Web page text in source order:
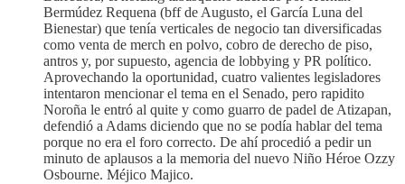
Bermúdez Requena (bff de Augusto, el García Luna del
Bienestar) que tenía verticales de negocio tan diversificadas
como venta de merch en polvo, cobro de derecho de piso,
antros y, por supuesto, agencia de lobbying y PR político.
Aprovechando la oportunidad, cuatro valientes legisladores
intentaron mencionar el tema en el Senado, pero rapidito
Noroña le entró al quite y como guarro de padel de Atizapan,
defendió a Adams diciendo que no se podía hablar del tema
porque no era el foro correcto. De ahí procedió a pedir un
minuto de aplausos a la memoria del nuevo Niño Héroe Ozzy
Osbourne. Méjico Majico.